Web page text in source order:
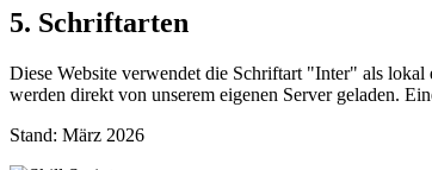
5. Schriftarten
Diese Website verwendet die Schriftart "Inter" als
werden direkt von unserem eigenen Server geladen.
Stand: März 2026